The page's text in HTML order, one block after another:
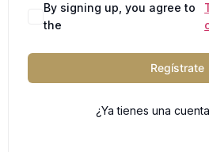
By signing up, you agree to
the
Regístrate
¿Ya tienes una